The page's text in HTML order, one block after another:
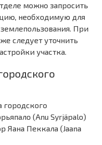
можно запросить
необходимую для
При
следует уточнить
участка.
городского
(Anu Syrjäpalo)
Яана Пеккала (Jaana